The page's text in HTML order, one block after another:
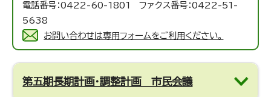
電話番号：0422-60-1801 ファクス番号：0422-51-
5638
お問い合わせは専用フォームをご利用ください。
第五期長期計画・調整計画 市民会議